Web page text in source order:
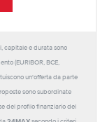
capitale e durata sono
(EURIBOR, BCE,
un'offerta da parte
sono subordinate
del profilo finanziario del